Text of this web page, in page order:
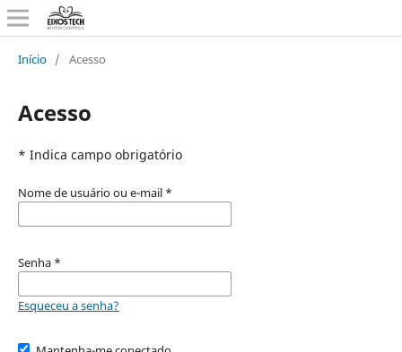
Início / Acesso
Acesso
* Indica campo obrigatório
Nome de usuário ou e-mail *
Senha *
Esqueceu a senha?